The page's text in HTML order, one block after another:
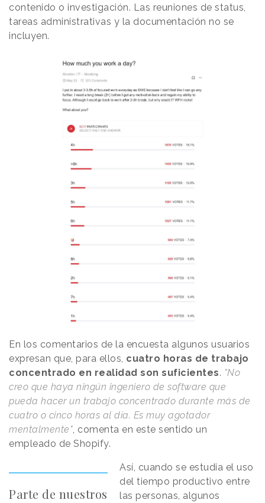
contenido o investigación. Las reuniones de status,
tareas administrativas y la documentación no se
incluyen.
En los comentarios de la encuesta algunos usuarios
expresan que, para ellos, cuatro horas de trabajo
concentrado en realidad son suficientes. "No
creo que haya ningún ingeniero de software que
pueda hacer un trabajo concentrado durante más de
cuatro o cinco horas al día. Es muy agotador
mentalmente", comenta en este sentido un
empleado de Shopify.
Parte de nuestros
Así, cuando se estudia el uso
del tiempo productivo entre
las personas, algunos